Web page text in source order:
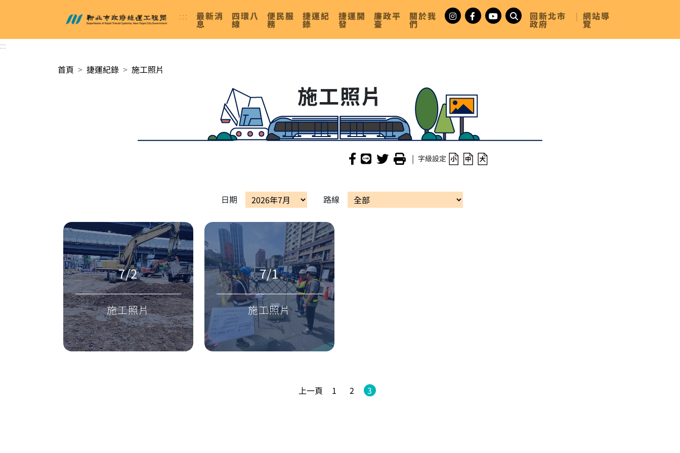
新北市政府捷運工程局
::: 最新消
息
四環八
線
便民服
務
捷運紀
錄
捷運開
發
廉政平
臺
關於我
們
回新北市
政府
| 網站導
覽
:::
首頁
捷運紀錄 施工照片
施工照片
| 字級設定
日期 路線
7/2
施工照片
7/1
施工照片
上一頁 1 2 3